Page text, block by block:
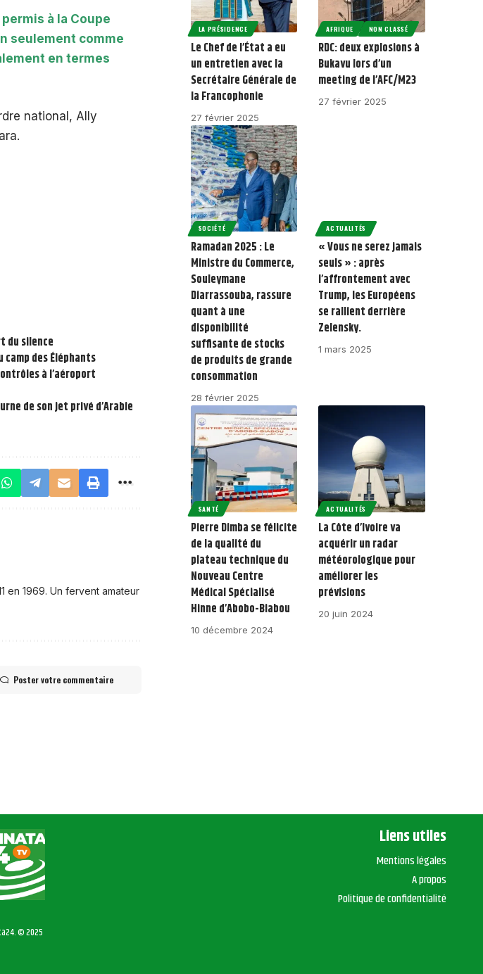
à la Coupe
seulement comme
en termes
national, Ally
du silence
camp des Éléphants
à l’aéroport
de son jet privé d’Arabie
en 1969. Un fervent amateur
Poster votre commentaire
LA PRÉSIDENCE
Le Chef de l’État a eu
un entretien avec la
Secrétaire Générale de
la Francophonie
27 février 2025
AFRIQUE NON CLASSÉ
RDC: deux explosions à
Bukavu lors d’un
meeting de l’AFC/M23
27 février 2025
SOCIÉTÉ
Ramadan 2025 : Le
Ministre du Commerce,
Souleymane
Diarrassouba, rassure
quant à une
disponibilité
suffisante de stocks
de produits de grande
consommation
28 février 2025
ACTUALITÉS
« Vous ne serez jamais
seuls » : après
l’affrontement avec
Trump, les Européens
se rallient derrière
Zelensky.
1 mars 2025
SANTÉ
Pierre Dimba se félicite
de la qualité du
plateau technique du
Nouveau Centre
Médical Spécialisé
Hinne d’Abobo-Biabou
10 décembre 2024
ACTUALITÉS
La Côte d’Ivoire va
acquérir un radar
météorologique pour
améliorer les
prévisions
20 juin 2024
© 2025
Liens utiles
Mentions légales
A propos
Politique de confidentialité